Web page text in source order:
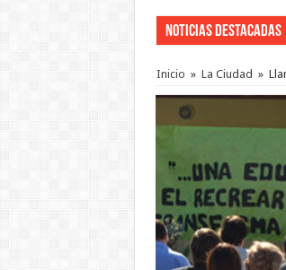
Noticias Destacadas
Inicio » La Ciudad »